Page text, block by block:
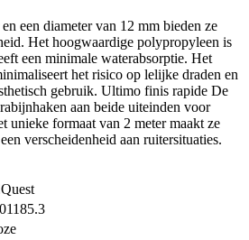
een diameter van 12 mm bieden ze
Het hoogwaardige polypropyleen is
een minimale waterabsorptie. Het
het risico op lelijke draden en
gebruik. Ultimo finis rapide De
aan beide uiteinden voor
unieke formaat van 2 meter maakt ze
verscheidenheid aan ruitersituaties.